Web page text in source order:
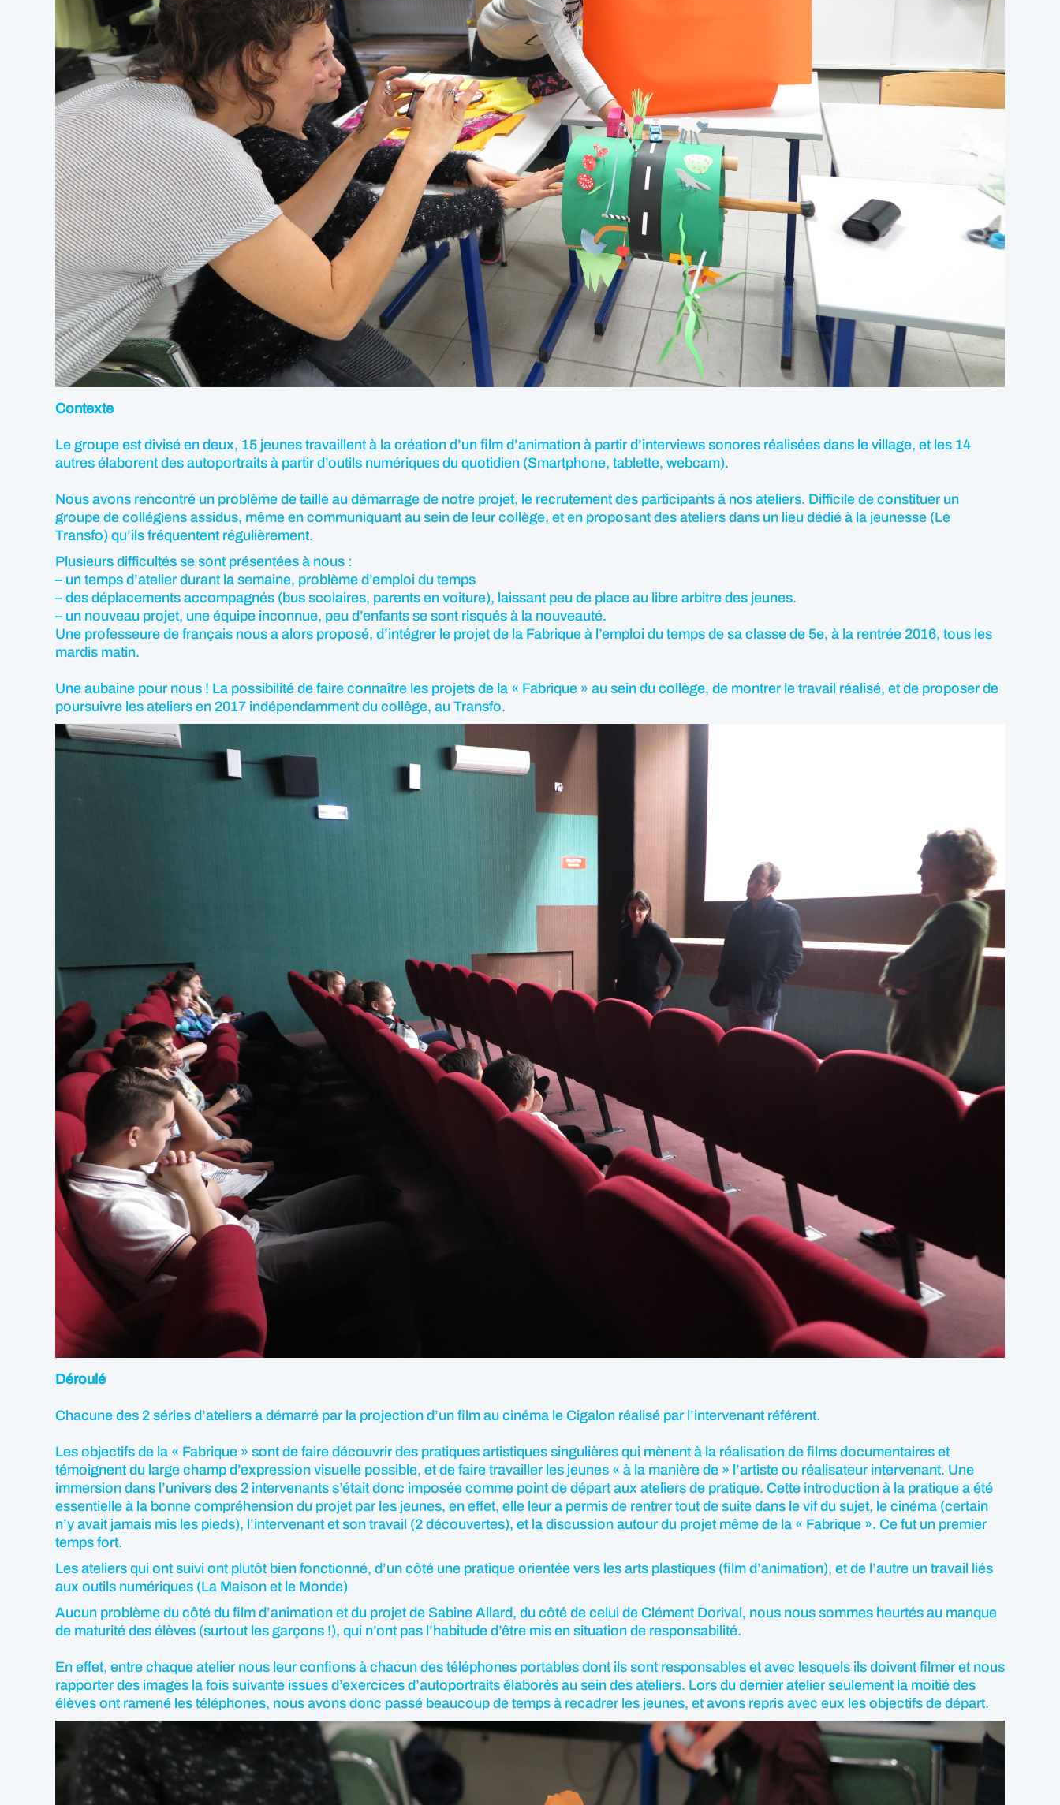
Contexte
Le groupe est divisé en deux, 15 jeunes travaillent à la création d’un film d’animation à partir d’interviews sonores réalisées dans le village, et les 14
autres élaborent des autoportraits à partir d’outils numériques du quotidien (Smartphone, tablette, webcam).
Nous avons rencontré un problème de taille au démarrage de notre projet, le recrutement des participants à nos ateliers. Difficile de constituer un
groupe de collégiens assidus, même en communiquant au sein de leur collège, et en proposant des ateliers dans un lieu dédié à la jeunesse (Le
Transfo) qu’ils fréquentent régulièrement.
Plusieurs difficultés se sont présentées à nous :
– un temps d’atelier durant la semaine, problème d’emploi du temps
– des déplacements accompagnés (bus scolaires, parents en voiture), laissant peu de place au libre arbitre des jeunes.
– un nouveau projet, une équipe inconnue, peu d’enfants se sont risqués à la nouveauté.
Une professeure de français nous a alors proposé, d’intégrer le projet de la Fabrique à l’emploi du temps de sa classe de 5e, à la rentrée 2016, tous les
mardis matin.
Une aubaine pour nous ! La possibilité de faire connaître les projets de la « Fabrique » au sein du collège, de montrer le travail réalisé, et de proposer de
poursuivre les ateliers en 2017 indépendamment du collège, au Transfo.
Déroulé
Chacune des 2 séries d’ateliers a démarré par la projection d’un film au cinéma le Cigalon réalisé par l’intervenant référent.
Les objectifs de la « Fabrique » sont de faire découvrir des pratiques artistiques singulières qui mènent à la réalisation de films documentaires et
témoignent du large champ d’expression visuelle possible, et de faire travailler les jeunes « à la manière de » l’artiste ou réalisateur intervenant. Une
immersion dans l’univers des 2 intervenants s’était donc imposée comme point de départ aux ateliers de pratique. Cette introduction à la pratique a été
essentielle à la bonne compréhension du projet par les jeunes, en effet, elle leur a permis de rentrer tout de suite dans le vif du sujet, le cinéma (certain
n’y avait jamais mis les pieds), l’intervenant et son travail (2 découvertes), et la discussion autour du projet même de la « Fabrique ». Ce fut un premier
temps fort.
Les ateliers qui ont suivi ont plutôt bien fonctionné, d’un côté une pratique orientée vers les arts plastiques (film d’animation), et de l’autre un travail liés
aux outils numériques (La Maison et le Monde)
Aucun problème du côté du film d’animation et du projet de Sabine Allard, du côté de celui de Clément Dorival, nous nous sommes heurtés au manque
de maturité des élèves (surtout les garçons !), qui n’ont pas l’habitude d’être mis en situation de responsabilité.
En effet, entre chaque atelier nous leur confions à chacun des téléphones portables dont ils sont responsables et avec lesquels ils doivent filmer et nous
rapporter des images la fois suivante issues d’exercices d’autoportraits élaborés au sein des ateliers. Lors du dernier atelier seulement la moitié des
élèves ont ramené les téléphones, nous avons donc passé beaucoup de temps à recadrer les jeunes, et avons repris avec eux les objectifs de départ.